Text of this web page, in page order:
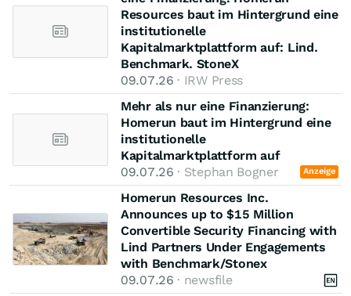
Resources baut im Hintergrund eine
institutionelle
Kapitalmarktplattform auf: Lind.
Benchmark. StoneX
09.07.26 · IRW Press
Mehr als nur eine Finanzierung:
Homerun baut im Hintergrund eine
institutionelle
Kapitalmarktplattform auf
09.07.26 · Stephan Bogner Anzeige
Homerun Resources Inc.
Announces up to $15 Million
Convertible Security Financing with
Lind Partners Under Engagements
with Benchmark/Stonex
09.07.26 · newsfile